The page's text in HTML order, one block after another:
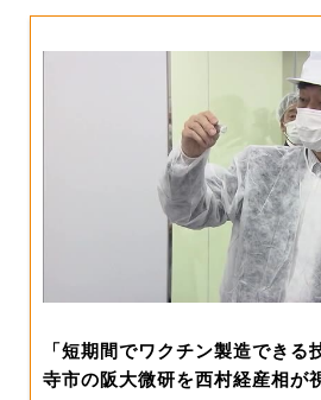
「短期間でワクチン製造できる
寺市の阪大微研を西村経産相が